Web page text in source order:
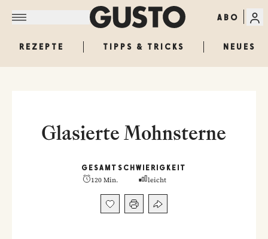
ABO
REZEPTE TIPPS & TRICKS NEUES
Glasierte Mohnsterne
GESAMT
120 Min.
SCHWIERIGKEIT
leicht